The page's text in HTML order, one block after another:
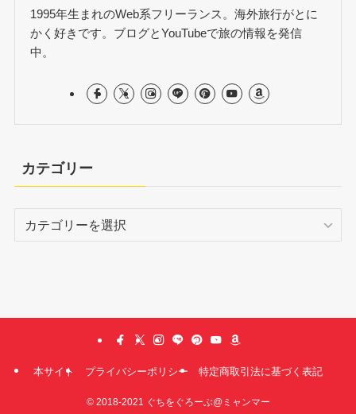
1995年生まれのWeb系フリーランス。海外旅行がとに
かく好きです。ブログとYouTubeで旅の情報を発信
中。
カテゴリー
本サイト プライバシーポリシー 特定商取引法に基づく表記
©2018-2021 ぐちをぐろーぶ@ミャンマー